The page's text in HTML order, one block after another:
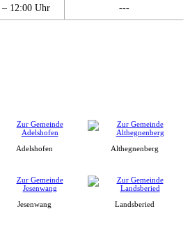
12:00 Uhr ---
Adelshofen Althegnenberg
Jesenwang Landsberied